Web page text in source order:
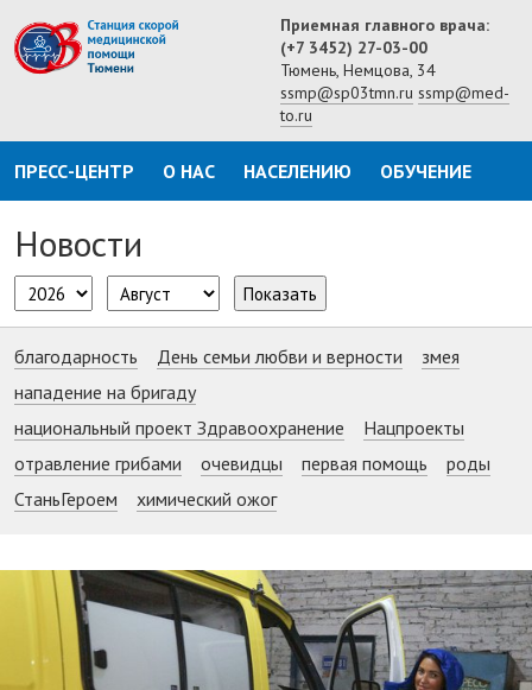
Приемная главного врача:
(+7 3452) 27-03-00
Тюмень, Немцова, 34
ssmp@sp03tmn.ru ssmp@med-
to.ru
ПРЕСС-ЦЕНТР О НАС НАСЕЛЕНИЮ ОБУЧЕНИЕ
Новости
Показать
благодарность День семьи любви и верности
змея
нападение на бригаду
национальный проект Здравоохранение
Нацпроекты
отравление грибами
очевидцы первая помощь
роды
СтаньГероем
химический ожог